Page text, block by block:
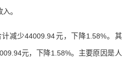
。
减少44009.94元，下降1.58%。其
元，下降1.58%。主要原因是人